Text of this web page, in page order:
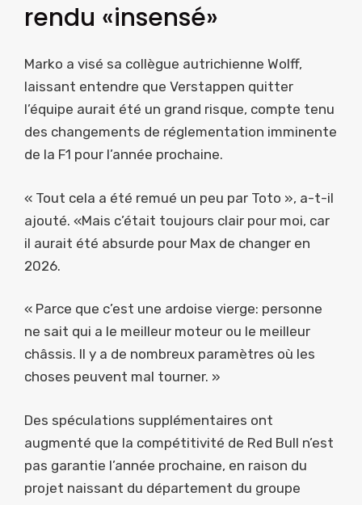
rendu «insensé»
Marko a visé sa collègue autrichienne Wolff,
laissant entendre que Verstappen quitter
l’équipe aurait été un grand risque, compte tenu
des changements de réglementation imminente
de la F1 pour l’année prochaine.
« Tout cela a été remué un peu par Toto », a-t-il
ajouté. «Mais c’était toujours clair pour moi, car
il aurait été absurde pour Max de changer en
2026.
« Parce que c’est une ardoise vierge: personne
ne sait qui a le meilleur moteur ou le meilleur
châssis. Il y a de nombreux paramètres où les
choses peuvent mal tourner. »
Des spéculations supplémentaires ont
augmenté que la compétitivité de Red Bull n’est
pas garantie l’année prochaine, en raison du
projet naissant du département du groupe